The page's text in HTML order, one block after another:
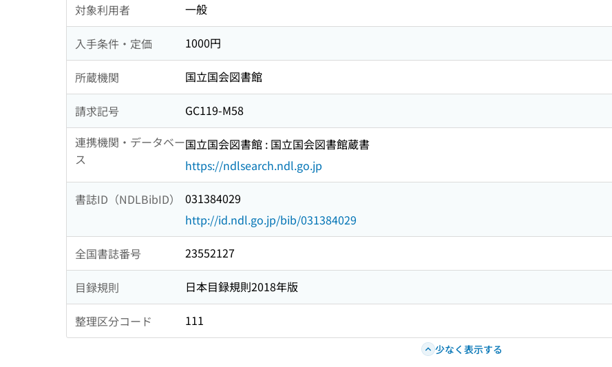
対象利用者 一般
入手条件・定価 1000円
所蔵機関 国立国会図書館
請求記号
GC119-M58
連携機関・データベー
ス
国立国会図書館 : 国立国会図書館蔵書
https://ndlsearch.ndl.go.jp
書誌ID（NDLBibID）
031384029
http://id.ndl.go.jp/bib/031384029
全国書誌番号 23552127
目録規則 日本目録規則2018年版
整理区分コード 111
少なく表示する